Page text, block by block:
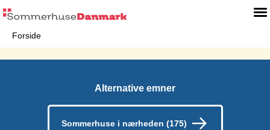
Forside
Alternative emner
Sommerhuse i nærheden (175)